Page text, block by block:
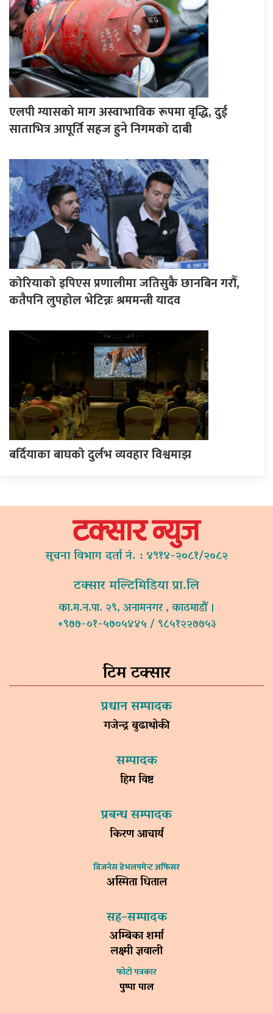
एलपी ग्यासको माग अस्वाभाविक रूपमा वृद्धि, दुई
साताभित्र आपूर्ति सहज हुने निगमको दाबी
कोरियाको इपिएस प्रणालीमा जतिसुकै छानबिन गरौँ,
कतैपनि लुपहोल भेटिन्नः श्रममन्त्री यादव
बर्दियाका बाघको दुर्लभ व्यवहार विश्वमाझ
सूचना विभाग दर्ता नं. : ४९१४-२०८१/२०८२
टक्सार मल्टिमिडिया प्रा.लि
का.म.न.पा. २९, अनामनगर , काठमाडौं ।
+९७७-०१-५७०५४४५ / ९८५१२२७७५३
टिम टक्सार
प्रधान सम्पादक
गजेन्द्र बुढाथोकी
सम्पादक
हिम विष्ट
प्रबन्ध सम्पादक
किरण आचार्य
विजनेस डेभलपमेन्ट अफिसर
अस्मिता धिताल
सह–सम्पादक
अम्बिका शर्मा
लक्ष्मी ज्ञवाली
फोटो पत्रकार
पुष्पा पाल